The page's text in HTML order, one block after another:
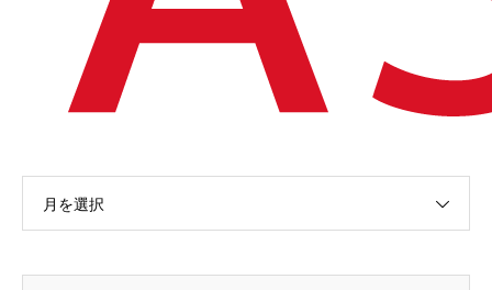
月を選択